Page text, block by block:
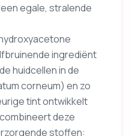
egale, stralende
ingrediënt
huidcellen in de
corneum) en zo
tint ontwikkelt
deze
stoffen: